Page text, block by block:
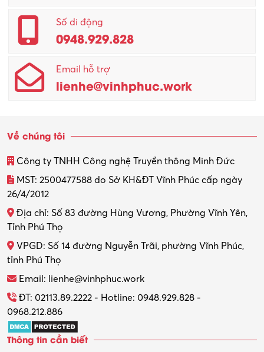
Số di động
0948.929.828
Email hỗ trợ
lienhe@vinhphuc.work
Về chúng tôi
Công ty TNHH Công nghệ Truyền thông Minh Đức
MST: 2500477588 do Sở KH&ĐT Vĩnh Phúc cấp ngày
26/4/2012
Địa chỉ: Số 83 đường Hùng Vương, Phường Vĩnh Yên,
Tỉnh Phú Thọ
VPGD: Số 14 đường Nguyễn Trãi, phường Vĩnh Phúc,
tỉnh Phú Thọ
Email: lienhe@vinhphuc.work
ĐT: 02113.89.2222 - Hotline: 0948.929.828 -
0968.212.886
Thông tin cần biết